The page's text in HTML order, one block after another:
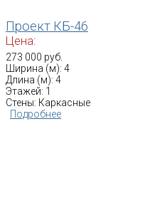
Проект КБ-46
Цена:
273 000 руб.
Ширина (м): 4
Длина (м): 4
Этажей: 1
Стены: Каркасные
Подробнее